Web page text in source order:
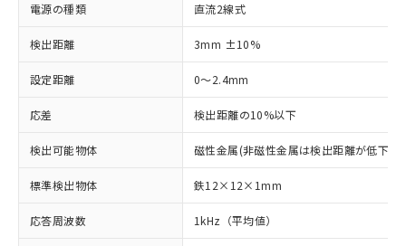
電源の種類 直流2線式
検出距離 3mm ±10%
設定距離 0～2.4mm
応差 検出距離の10%以下
検出可能物体 磁性金属(非磁性金属は検出距離が低下し
標準検出物体 鉄12×12×1mm
応答周波数 1kHz（平均値）